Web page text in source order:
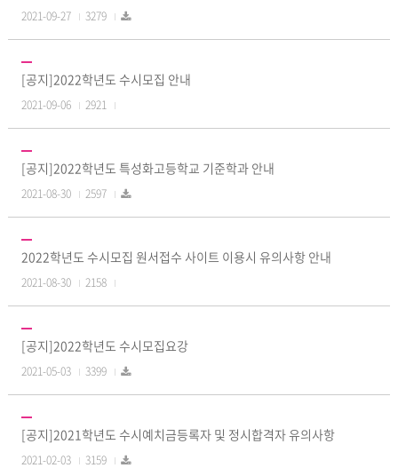
2021-09-27 3279
[공지]2022학년도 수시모집 안내
2021-09-06 2921
[공지]2022학년도 특성화고등학교 기준학과 안내
2021-08-30 2597
2022학년도 수시모집 원서접수 사이트 이용시 유의사항 안내
2021-08-30 2158
[공지]2022학년도 수시모집요강
2021-05-03 3399
[공지]2021학년도 수시예치금등록자 및 정시합격자 유의사항
2021-02-03 3159